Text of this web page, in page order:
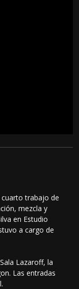
cuarto trabajo de
mezcla y
en Estudio
a cargo de
Lazaroff, la
Las entradas